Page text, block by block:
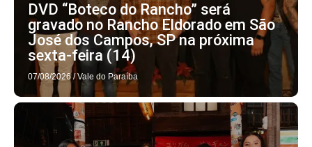
DVD “Boteco do Rancho” será
gravado no Rancho Eldorado em São
José dos Campos, SP na próxima
sexta-feira (14)
07/08/2026 / Vale do Paraíba